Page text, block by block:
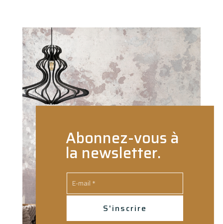
Abonnez-vous à
la newsletter.
S'inscrire